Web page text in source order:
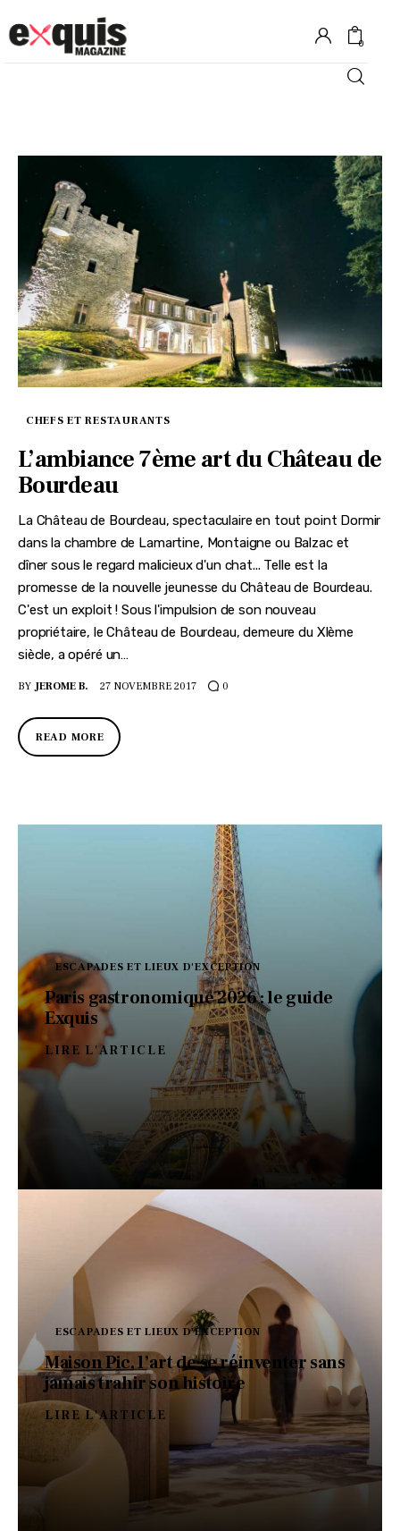
0
Recettes
Shopping
Évènements
CHEFS ET RESTAURANTS
L’ambiance 7ème art du Château de
Bourdeau
La Château de Bourdeau, spectaculaire en tout point Dormir
dans la chambre de Lamartine, Montaigne ou Balzac et
dîner sous le regard malicieux d'un chat... Telle est la
promesse de la nouvelle jeunesse du Château de Bourdeau.
C'est un exploit ! Sous l'impulsion de son nouveau
propriétaire, le Château de Bourdeau, demeure du XIème
siècle, a opéré un…
BY JEROME B. 27 NOVEMBRE 2017 0
READ MORE
ESCAPADES ET LIEUX D'EXCEPTION
Paris gastronomique 2026 : le guide
Exquis
LIRE L'ARTICLE
ESCAPADES ET LIEUX D'EXCEPTION
Maison Pic, l’art de se réinventer sans
jamais trahir son histoire
LIRE L'ARTICLE